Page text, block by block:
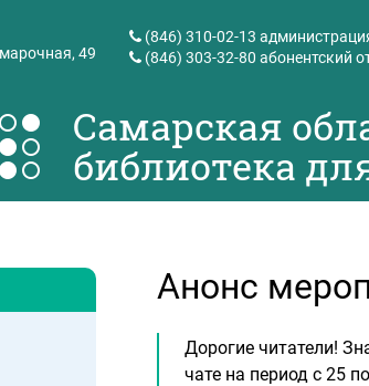
49
(846) 310-02-13
(846) 303-32-80 абонентский
Самарская
библиотека
Анонс
Дорогие читатели!
чате на период с 25